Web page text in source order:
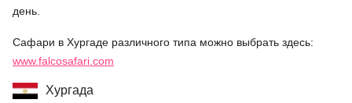
день.
Сафари в Хургаде различного типа можно выбрать здесь:
www.falcosafari.com
Хургада